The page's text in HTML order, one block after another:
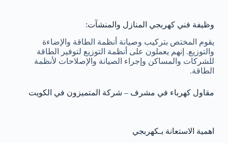
وظيفة فني كهربجي المنازل والمنشآت:
يقوم المختص بتركيب وصيانة أنظمة الطاقة والإضاءة
والتوزيع. إنهم يعملون على أنظمة التوزيع لتوفير الطاقة
للشركات والمساكن وإجراء الصيانة والإصلاحات لأنظمة
الطاقة.
مقاول كهرباء في مشرف – شركة المتميزون في الكويت
اهمية الاستعانة بـكهربجي